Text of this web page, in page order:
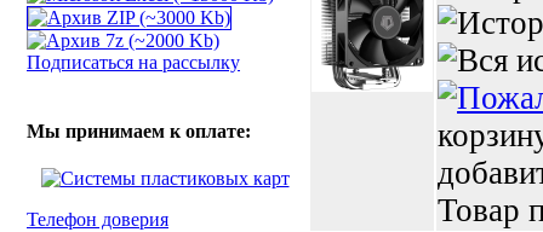
Подписаться на рассылку
Мы принимаем к оплате:
Телефон доверия
Товар